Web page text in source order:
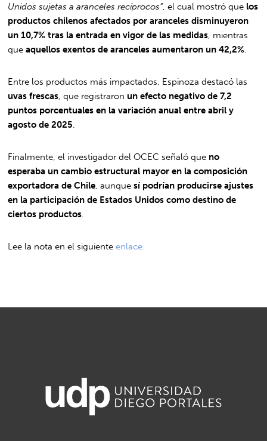
Unidos sujetas a aranceles recíprocos”, el cual mostró que los
productos chilenos afectados por aranceles disminuyeron
un 10,7% tras la entrada en vigor de las medidas , mientras
queaquellos exentos de aranceles aumentaron un 42,2%
Entre los productos más impactados, Espinoza destacó las
uvas frescas , que registraron un efecto negativo de 7,2
puntos porcentuales en la variación anual entre abril y
agosto de 2025
Finalmente, el investigador del OCEC señaló que no
esperaba un cambio estructural mayor en la composición
exportadora de Chile , aunquesí podrían producirse ajustes
en la participación de Estados Unidos como destino de
ciertos productos
Lee la nota en el siguienteenlace.